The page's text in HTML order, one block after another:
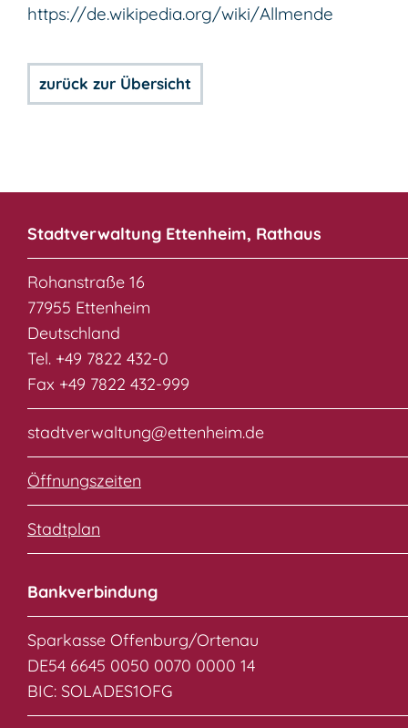
https://de.wikipedia.org/wiki/Allmende
zurück zur Übersicht
Stadtverwaltung Ettenheim, Rathaus
Rohanstraße 16
77955 Ettenheim
Deutschland
Tel. +49 7822 432-0
Fax +49 7822 432-999
stadtverwaltung@ettenheim.de
Öffnungszeiten
Stadtplan
Bankverbindung
Sparkasse Offenburg/Ortenau
DE54 6645 0050 0070 0000 14
BIC: SOLADES1OFG